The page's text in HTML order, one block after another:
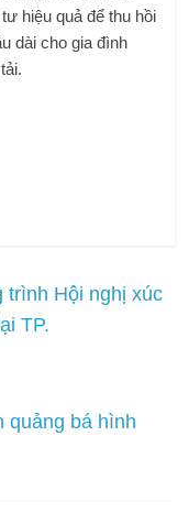
hiệu quả để thu hồi
dài cho gia đình
Hội nghị xúc
TP.
quảng bá hình